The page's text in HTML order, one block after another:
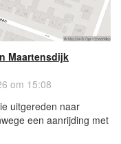
Maartensdijk
om 15:08
uitgereden naar
een aanrijding met